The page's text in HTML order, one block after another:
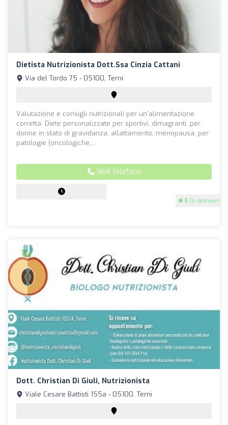
Dietista Nutrizionista Dott.ssa Cinzia Cattani
5 (5 recensioni)
Via del Tordo 75 - 05100, Terni
Valutazione e consigli nutrizionali per un'alimentazione
corretta. Diete personalizzate per sportivi, dimagranti, per
donne in stato di gravidanza, allattamento, menopausa, per
patologie (oncologiche,...
Vedi telefono
Dott. Christian Di Giuli, Nutrizionista
Viale Cesare Battisti 155a - 05100, Terni